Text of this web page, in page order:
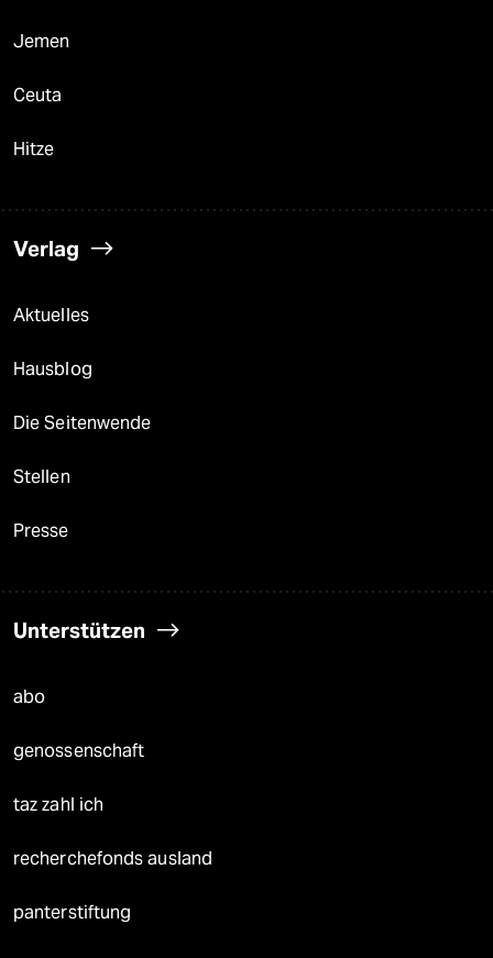
Jemen
Ceuta
Hitze
Verlag
Aktuelles
Hausblog
Die Seitenwende
Stellen
Presse
Unterstützen
abo
genossenschaft
taz zahl ich
recherchefonds ausland
panterstiftung